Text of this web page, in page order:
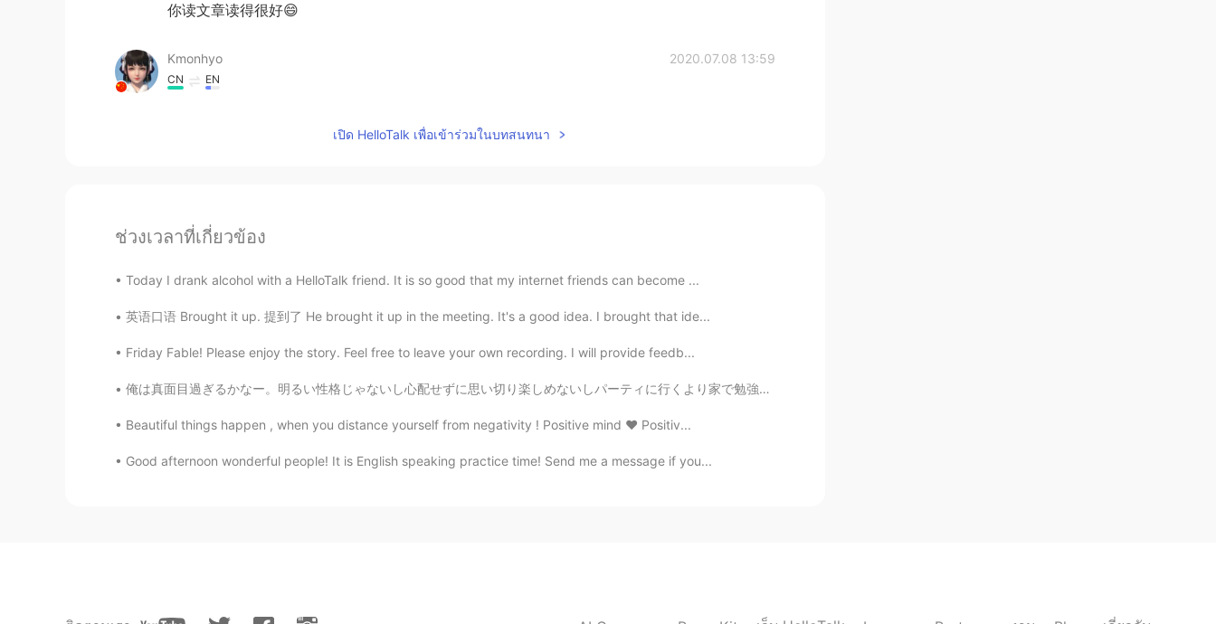
你读文章读得很好😄
Kmonhyo 2020.07.08 13:59
CN EN
没有人找到自己的气球。
EN CN TH
@Tony very good
CN EN
后来老师又告诉孩子们 把拿起离他们最近的气球，并把气球交给他的主人。
เปิด HelloTalk เพื่อเข้าร่วมในบทสนทนา
ช่วงเวลาที่เกี่ยวข้อง
Today I drank alcohol with a HelloTalk friend. It is so good that my internet friends can become ...
英语口语 Brought it up. 提到了 He brought it up in the meeting. It's a good idea. I brought that ide...
Friday Fable! Please enjoy the story. Feel free to leave your own recording. I will provide feedb...
俺は真面目過ぎるかなー。明るい性格じゃないし心配せずに思い切り楽しめないしパーティに行くより家で勉強した方がいい。乗りが悪い。(笑)悩みなど忘れるわけない。24歳なのにもう引退のお金の節約料が足...
Beautiful things happen , when you distance yourself from negativity ! Positive mind ❤️ Positiv...
Good afternoon wonderful people! It is English speaking practice time! Send me a message if you...